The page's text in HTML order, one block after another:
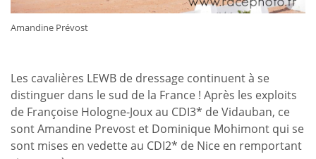
Amandine Prévost
Les cavalières LEWB de dressage continuent à se
distinguer dans le sud de la France ! Après les exploits
de Françoise Hologne-Joux au CDI3* de Vidauban, ce
sont Amandine Prevost et Dominique Mohimont qui se
sont mises en vedette au CDI2* de Nice en remportant